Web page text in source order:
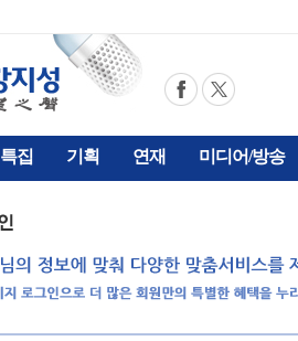
특집 기획 연재 미디어/방송